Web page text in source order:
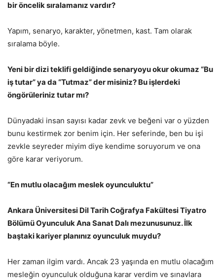
bir öncelik sıralamanız vardır?
Yapım, senaryo, karakter, yönetmen, kast. Tam olarak
sıralama böyle.
Yeni bir dizi teklifi geldiğinde senaryoyu okur okumaz “Bu
iş tutar” ya da “Tutmaz” der misiniz? Bu işlerdeki
öngörüleriniz tutar mı?
Dünyadaki insan sayısı kadar zevk ve beğeni var o yüzden
bunu kestirmek zor benim için. Her seferinde, ben bu işi
zevkle seyreder miyim diye kendime soruyorum ve ona
göre karar veriyorum.
“En mutlu olacağım meslek oyunculuktu”
Ankara Üniversitesi Dil Tarih Coğrafya Fakültesi Tiyatro
Bölümü Oyunculuk Ana Sanat Dalı mezunusunuz. İlk
baştaki kariyer planınız oyunculuk muydu?
Her zaman ilgim vardı. Ancak 23 yaşında en mutlu olacağım
mesleğin oyunculuk olduğuna karar verdim ve sınavlara